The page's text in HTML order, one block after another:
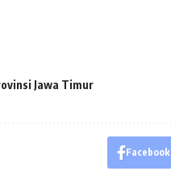
Jawa Timur
Facebook